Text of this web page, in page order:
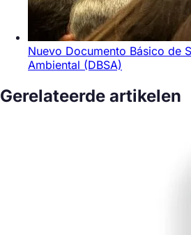
Nuevo Documento Básico de
Ambiental (DBSA)
Gerelateerde artikelen